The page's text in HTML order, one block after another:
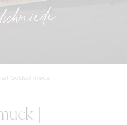
Goldschmiede
|